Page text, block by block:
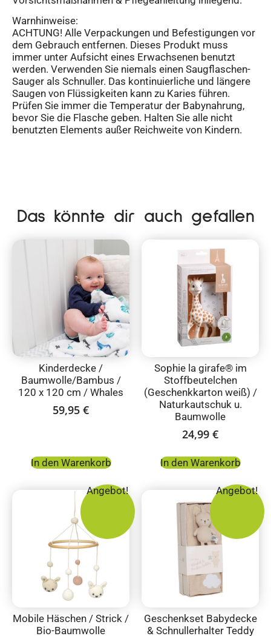
Warnhinweise:
ACHTUNG! Alle Verpackungen und Befestigungen vor
dem Gebrauch entfernen. Dieses Produkt muss
immer unter Aufsicht eines Erwachsenen benutzt
werden. Verwenden Sie niemals einen Saugflaschen-
Sauger als Schnuller. Das kontinuierliche und längere
Saugen von Flüssigkeiten kann zu Karies führen.
Prüfen Sie immer die Temperatur der Babynahrung,
bevor Sie die Flasche geben. Halten Sie alle nicht
benutzten Elements außer Reichweite von Kindern.
Das könnte dir auch gefallen
Kinderdecke /
Baumwolle/Bambus /
120 x 120 cm / Whales
59,95 €
In den Warenkorb
Sophie la girafe® im
Stoffbeutelchen
(Geschenkkarton weiß) /
Naturkautschuk u.
Baumwolle
24,99 €
In den Warenkorb
Angebot!
Mobile Häschen / Strick /
Bio-Baumwolle
Angebot!
Geschenkset Babydecke
& Schnullerhalter Teddy